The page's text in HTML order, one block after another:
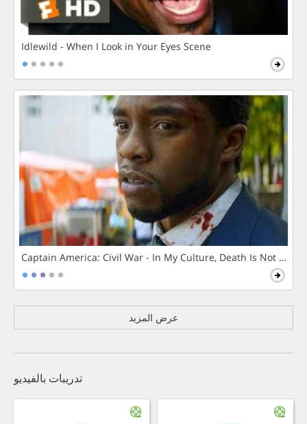
Idlewild - When I Look in Your Eyes Scene
Captain America: Civil War - In My Culture, Death Is Not The
عرض المزيد
تدريبات بالفيديو